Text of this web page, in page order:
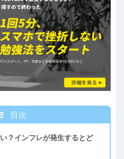
目次
？インフレが発生するとど